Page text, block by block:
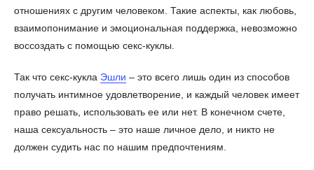
отношениях с другим человеком. Такие аспекты, как любовь,
взаимопонимание и эмоциональная поддержка, невозможно
воссоздать с помощью секс-куклы.
Так что секс-кукла Эшли – это всего лишь один из способов
получать интимное удовлетворение, и каждый человек имеет
право решать, использовать ее или нет. В конечном счете,
наша сексуальность – это наше личное дело, и никто не
должен судить нас по нашим предпочтениям.